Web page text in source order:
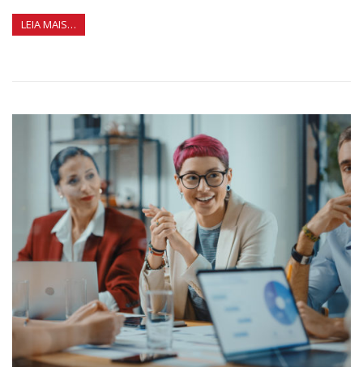
LEIA MAIS…